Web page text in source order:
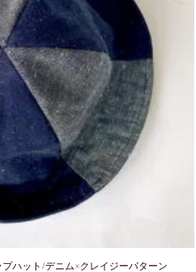
ハット/デニム×クレイジーパターン